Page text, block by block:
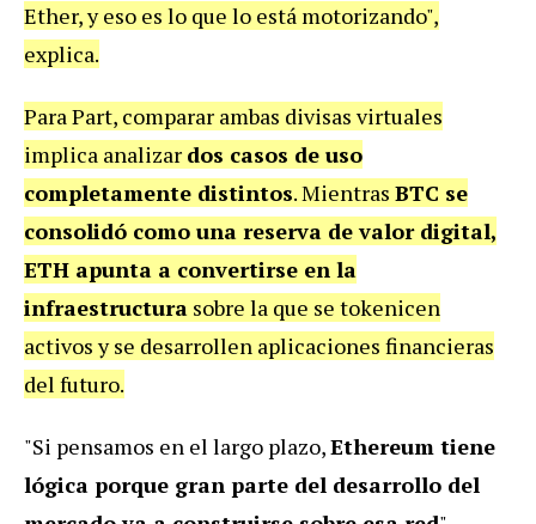
Ether, y eso es lo que lo está motorizando",
explica.
Para Part, comparar ambas divisas virtuales
implica analizar dos casos de uso
completamente distintos. Mientras BTC se
consolidó como una reserva de valor digital,
ETH apunta a convertirse en la
infraestructura sobre la que se tokenicen
activos y se desarrollen aplicaciones financieras
del futuro.
"Si pensamos en el largo plazo,Ethereum tiene
lógica porque gran parte del desarrollo del